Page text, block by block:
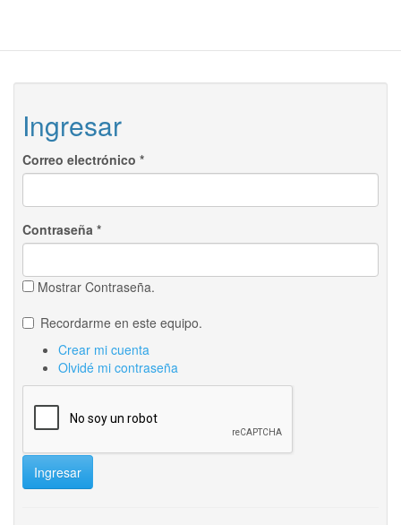
Ingresar
Correo electrónico *
Contraseña *
Mostrar Contraseña.
Recordarme en este equipo.
Crear mi cuenta
Olvidé mi contraseña
Ingresar